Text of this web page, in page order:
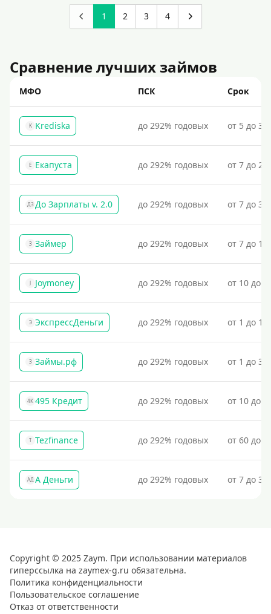
1 2 3 4
Сравнение лучших займов
МФО ПСК Срок
K Krediska до 292% годовых от 5 до
Е Екапуста до 292% годовых от 7 до
ДЗ До Зарплаты v. 2.0 до 292% годовых от 7 до
З Займер до 292% годовых от 7 до
J Joymoney до 292% годовых от 10 до
Э ЭкспрессДеньги до 292% годовых от 1 до
З Займы.рф до 292% годовых от 1 до
4К 495 Кредит до 292% годовых от 10 до
T Tezfinance до 292% годовых от 60 до
АД А Деньги до 292% годовых от 7 до
Copyright © 2025 Zaym. При использовании материалов
гиперссылка на zaymex-g.ru обязательна.
Политика конфиденциальности
Пользовательское соглашение
Отказ от ответственности